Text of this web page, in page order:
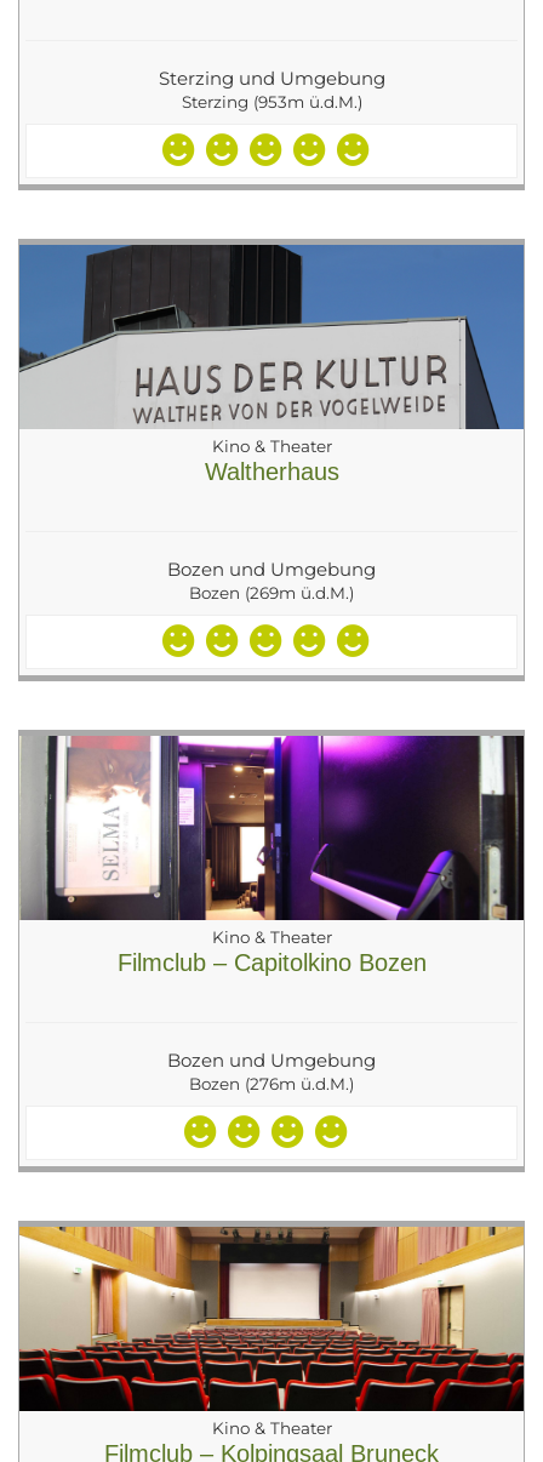
Sterzing und Umgebung
Sterzing (953m ü.d.M.)
Kino & Theater
Waltherhaus
Bozen und Umgebung
Bozen (269m ü.d.M.)
Kino & Theater
Filmclub – Capitolkino Bozen
Bozen und Umgebung
Bozen (276m ü.d.M.)
Kino & Theater
Filmclub – Kolpingsaal Bruneck